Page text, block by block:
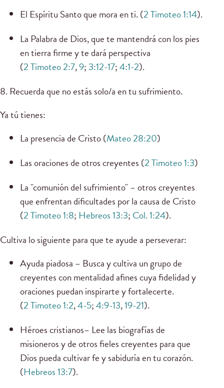
El Espíritu Santo que mora en ti. (2 Timoteo 1:14).
La Palabra de Dios, que te mantendrá con los pies
en tierra firme y te dará perspectiva
(2 Timoteo 2:7,9; 3:12-17;4:1-2).
8. Recuerda que no estás solo/a en tu sufrimiento.
Ya tú tienes:
La presencia de Cristo (Mateo 28:20)
Las oraciones de otros creyentes (2 Timoteo 1:3)
La "comunión del sufrimiento" – otros creyentes
que enfrentan dificultades por la causa de Cristo
(2 Timoteo 1:8; Hebreos 13:3; Col. 1:24).
Cultiva lo siguiente para que te ayude a perseverar:
Ayuda piadosa – Busca y cultiva un grupo de
creyentes con mentalidad afines cuya fidelidad y
oraciones puedan inspirarte y fortalecerte.
(2 Timoteo 1:2,4-5;4:9-13,19-21).
Héroes cristianos– Lee las biografías de
misioneros y de otros fieles creyentes para que
Dios pueda cultivar fe y sabiduría en tu corazón.
(Hebreos 13:7).